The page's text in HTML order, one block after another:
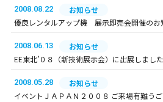
2008.08.22
お知らせ
優良レンタルアップ機 展示即売会開催のお
2008.06.13
お知らせ
EE東北’０８（新技術展示会）に出展しました
2008.05.28
お知らせ
イベントＪＡＰＡＮ２００８ ご来場有難う